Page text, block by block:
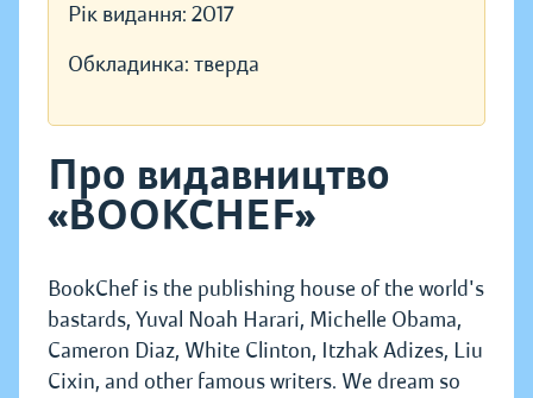
Рік видання: 2017
Обкладинка: тверда
Про видавництво
«BOOKCHEF»
BookChef is the publishing house of the world's
bastards, Yuval Noah Harari, Michelle Obama,
Cameron Diaz, White Clinton, Itzhak Adizes, Liu
Cixin, and other famous writers. We dream so